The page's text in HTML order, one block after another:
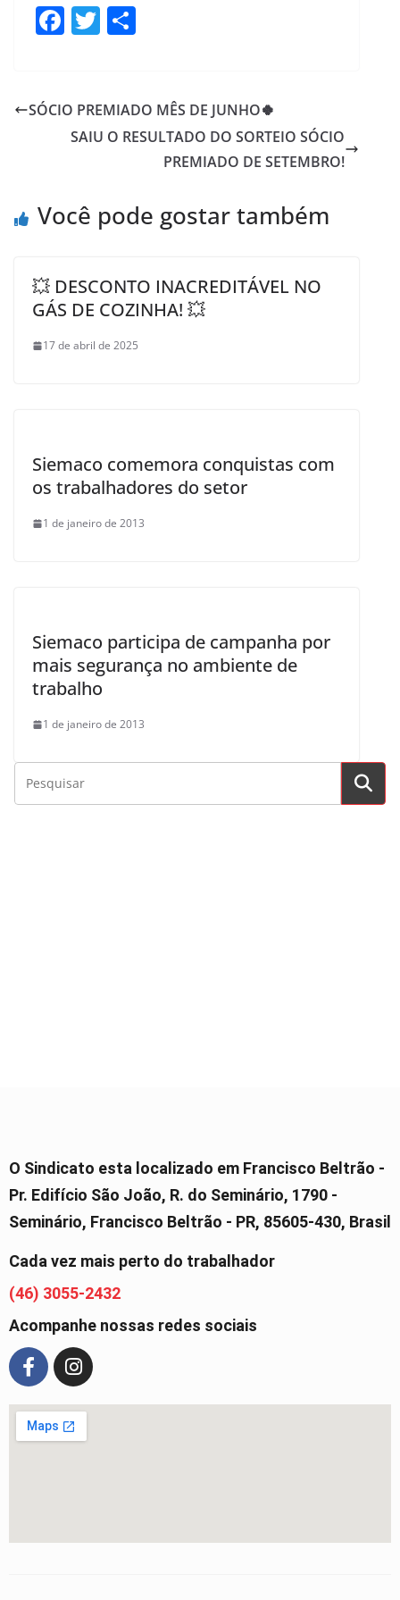
F
e
b
k
T
er e
SÓCIO PREMIADO MÊS DE JUNHO🍀
SAIU O RESULTADO DO SORTEIO SÓCIO
PREMIADO DE SETEMBRO!
Você pode gostar também
💥 DESCONTO INACREDITÁVEL NO
GÁS DE COZINHA! 💥
17 de abril de 2025
Siemaco comemora conquistas com
os trabalhadores do setor
1 de janeiro de 2013
Siemaco participa de campanha por
mais segurança no ambiente de
trabalho
1 de janeiro de 2013
O Sindicato esta localizado em Francisco Beltrão -
Pr. Edifício São João, R. do Seminário, 1790 -
Seminário, Francisco Beltrão - PR, 85605-430, Brasil
Cada vez mais perto do trabalhador
(46) 3055-2432
Acompanhe nossas redes sociais